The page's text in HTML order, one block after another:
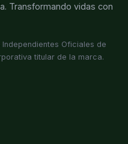
Transformando vidas con
Oficiales de
titular de la marca.